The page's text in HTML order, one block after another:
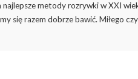
metody rozrywki w XXI
się razem dobrze bawić. Miłego